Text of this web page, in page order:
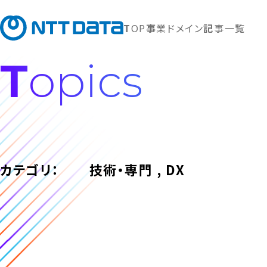
TOP 事業ドメイン 記事一覧
Topics
カテゴリ： 技術・専門 , DX